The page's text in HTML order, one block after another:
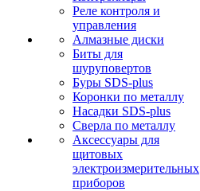
Реле контроля и
управления
Алмазные диски
Биты для
шуруповертов
Буры SDS-plus
Коронки по металлу
Насадки SDS-plus
Сверла по металлу
Аксессуары для
щитовых
электроизмерительных
приборов